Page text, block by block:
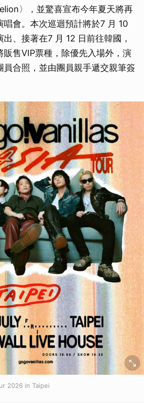
〉，並驚喜宣布今年夏天將再
唱會。本次巡迴預計將於7 月 10
出、接著在7 月 12 日前往韓國，
販售VIP票種，除優先入場外，演
員合照，並由團員親手遞交親筆簽
2026 in Taipei